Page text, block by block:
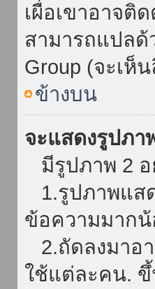
เผื่อเขาอาจติ
สามารถแปลด้
Group (จะเห็
ข้างบน
จะแสดงรูปภา
มีรูปภาพ 2 อ
1.รูปภาพแส
ข้อความมากน้
2.ถัดลงมาอ
ใช้แต่ละคน. ขึ้